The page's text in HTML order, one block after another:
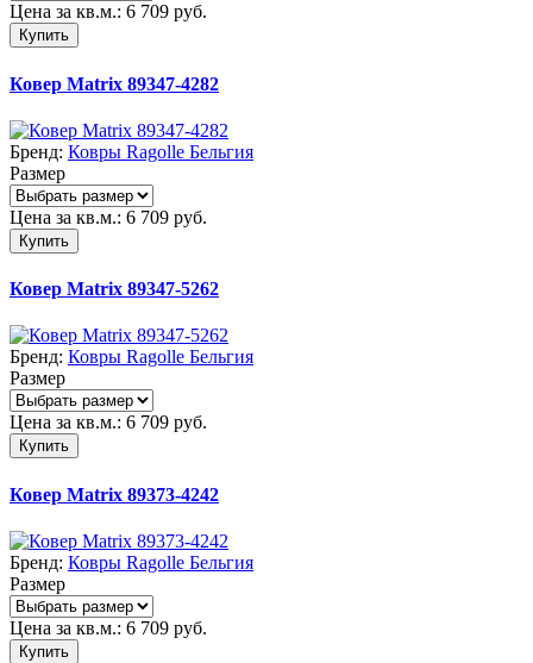
Цена за кв.м.: 6 709 руб.
Купить
Ковер Matrix 89347-4282
Бренд: Ковры Ragolle Бельгия
Размер
Цена за кв.м.: 6 709 руб.
Купить
Ковер Matrix 89347-5262
Бренд: Ковры Ragolle Бельгия
Размер
Цена за кв.м.: 6 709 руб.
Купить
Ковер Matrix 89373-4242
Бренд: Ковры Ragolle Бельгия
Размер
Цена за кв.м.: 6 709 руб.
Купить